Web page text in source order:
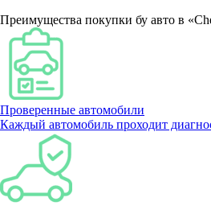
Преимущества покупки бу авто в
Проверенные автомобили
Каждый автомобиль проходит